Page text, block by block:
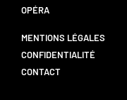
OPÉRA
MENTIONS LÉGALES
CONFIDENTIALITÉ
CONTACT